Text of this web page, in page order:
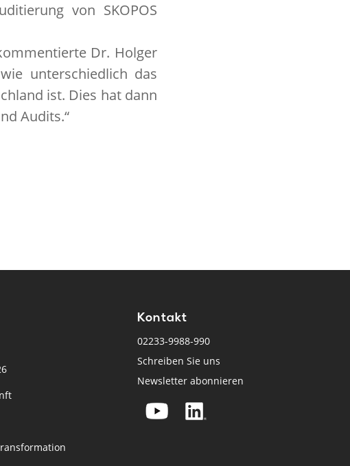
von SKOPOS
Dr. Holger
unterschiedlich das
ist. Dies hat dann
Audits.“
Kontakt
02233-9988-990
Schreiben Sie uns
Newsletter abonnieren